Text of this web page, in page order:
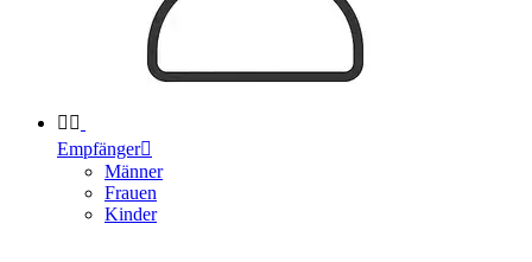
 
Empfänger
Männer
Frauen
Kinder